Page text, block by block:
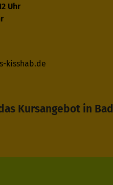
Uhr
kisshab.de
Kursangebot in Bad